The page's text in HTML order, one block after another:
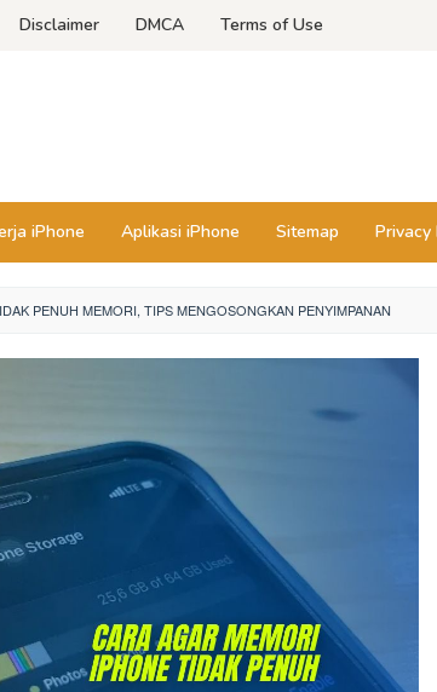
Disclaimer DMCA Terms of Use
iPhone Aplikasi iPhone Sitemap Privacy
PENUH MEMORI, TIPS MENGOSONGKAN PENYIMPANAN